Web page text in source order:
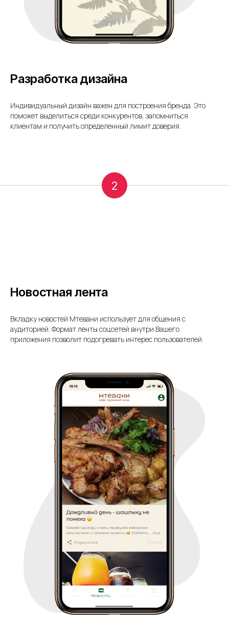
Разработка дизайна
Индивидуальный дизайн важен для построения бренда. Это
поможет выделиться среди конкурентов, запомниться
клиентам и получить определенный лимит доверия.
2
Новостная лента
Вкладку новостей Мтевани использует для общения с
аудиторией. Формат ленты соцсетей внутри Вашего
приложения позволит подогревать интерес пользователей.